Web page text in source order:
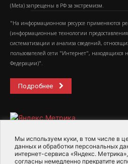
Мы используем куки, в том числе в
данных и обработки персональных
интернет-сервиса «Яндекс.
согласны немедленно прекратите
(Metа) запрещены в РФ за экстремизм.
"На информационном ресурсе применяются
(информационные технологии
систематизации и анализа сведений,
пользователей сети "Интернет", находящихся
Федерации)".
Подробнее
2015-2026- Информационное